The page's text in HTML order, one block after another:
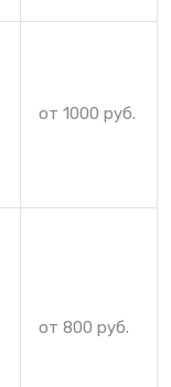
от 1000 руб.
от 800 руб.